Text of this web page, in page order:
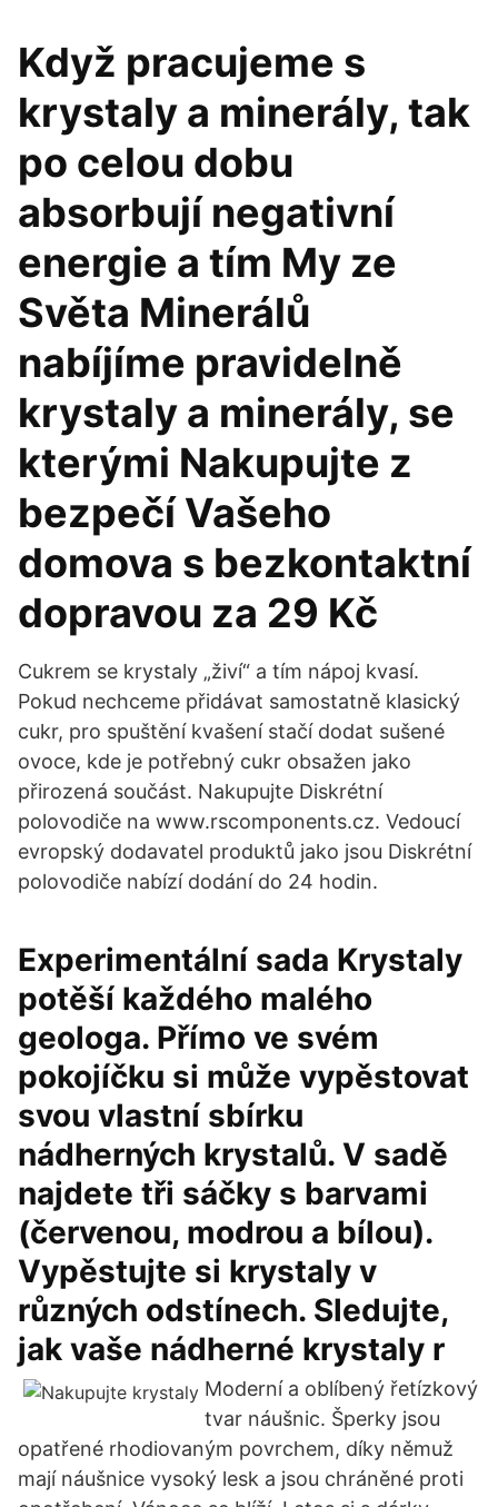
Když pracujeme s
krystaly a minerály, tak
po celou dobu
absorbují negativní
energie a tím My ze
Světa Minerálů
nabíjíme pravidelně
krystaly a minerály, se
kterými Nakupujte z
bezpečí Vašeho
domova s bezkontaktní
dopravou za 29 Kč
Cukrem se krystaly „živí“ a tím nápoj kvasí.
Pokud nechceme přidávat samostatně klasický
cukr, pro spuštění kvašení stačí dodat sušené
ovoce, kde je potřebný cukr obsažen jako
přirozená součást. Nakupujte Diskrétní
polovodiče na www.rscomponents.cz. Vedoucí
evropský dodavatel produktů jako jsou Diskrétní
polovodiče nabízí dodání do 24 hodin.
Experimentální sada Krystaly
potěší každého malého
geologa. Přímo ve svém
pokojíčku si může vypěstovat
svou vlastní sbírku
nádherných krystalů. V sadě
najdete tři sáčky s barvami
(červenou, modrou a bílou).
Vypěstujte si krystaly v
různých odstínech. Sledujte,
jak vaše nádherné krystaly r
Moderní a oblíbený řetízkový
tvar náušnic. Šperky jsou
opatřené rhodiovaným povrchem, díky němuž
mají náušnice vysoký lesk a jsou chráněné proti